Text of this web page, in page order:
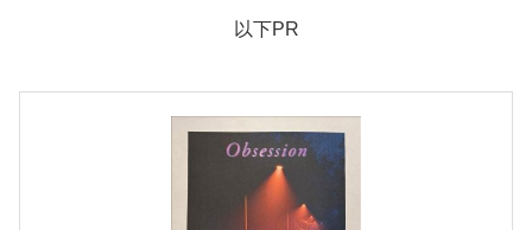
以下PR